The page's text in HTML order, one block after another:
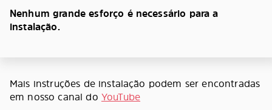
Nenhum grande esforço é necessário para a
instalação.
Mais instruções de instalação podem ser encontradas
em nosso canal do YouTube